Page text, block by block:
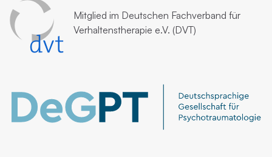
Mitglied im Deutschen Fachverband für
Verhaltenstherapie e.V. (DVT)